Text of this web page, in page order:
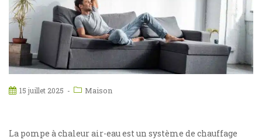
15 juillet 2025 Maison
La pompe à chaleur air-eau est un système de chauffage